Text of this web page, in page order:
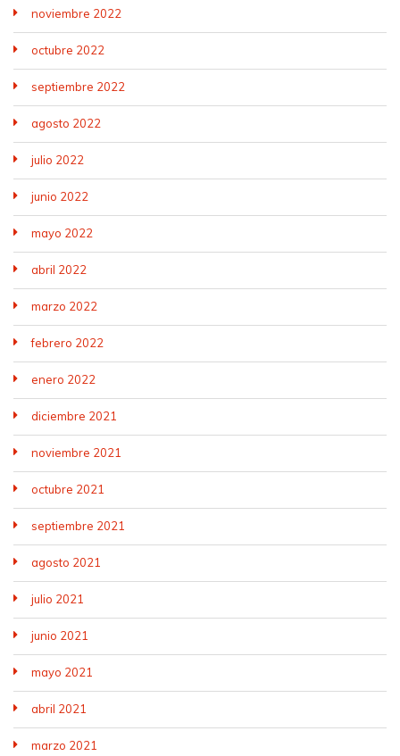
noviembre 2022
octubre 2022
septiembre 2022
agosto 2022
julio 2022
junio 2022
mayo 2022
abril 2022
marzo 2022
febrero 2022
enero 2022
diciembre 2021
noviembre 2021
octubre 2021
septiembre 2021
agosto 2021
julio 2021
junio 2021
mayo 2021
abril 2021
marzo 2021